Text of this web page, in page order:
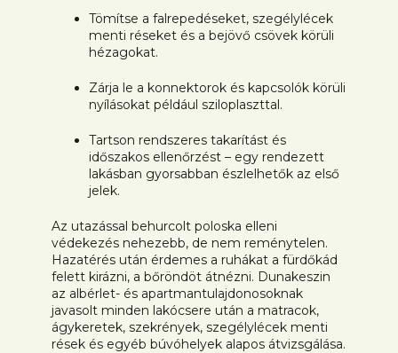
Tömítse a falrepedéseket, szegélylécek
menti réseket és a bejövő csövek körüli
hézagokat.
Zárja le a konnektorok és kapcsolók körüli
nyílásokat például sziloplaszttal.
Tartson rendszeres takarítást és
időszakos ellenőrzést – egy rendezett
lakásban gyorsabban észlelhetők az első
jelek.
Az utazással behurcolt poloska elleni
védekezés nehezebb, de nem reménytelen.
Hazatérés után érdemes a ruhákat a fürdőkád
felett kirázni, a bőröndöt átnézni. Dunakeszin
az albérlet- és apartmantulajdonosoknak
javasolt minden lakócsere után a matracok,
ágykeretek, szekrények, szegélylécek menti
rések és egyéb búvóhelyek alapos átvizsgálása.